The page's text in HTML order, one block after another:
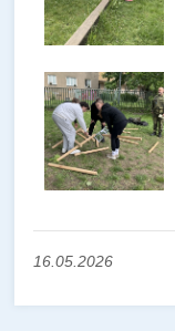
16.05.2026